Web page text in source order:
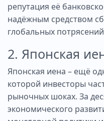
репутация её
надёжным средством
глобальных
2. Японская
Японская иена – ещё
которой инвесторы
рыночных шоках. За
экономического